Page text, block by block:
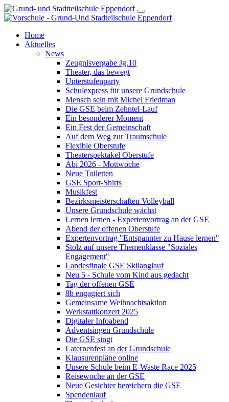
Home
Aktuelles
News
Zeugnisvergabe Jg.10
Theater, das bewegt
Unterstufenparty
Schulexpress für unsere Grundschule
Mensch sein mit Michel Friedman
Die GSE beim Zehntel-Lauf
Ein besonderer Moment
Ein Fest der Gemeinschaft
Auf dem Weg zur Traumschule
Flexible Oberstufe
Theaterspektakel Oberstufe
Abi 2026 - Mottwoche
Neue Toiletten
GSE Sport-Shirts
Musikfest
Bezirksmeisterschaften Volleyball
Unsere Grundschule wächst
Lernen lernen - Expertenvortrag an der GSE
Abend der offenen Oberstufe
Expertenvortrag "Entspannter zu Hause lernen"
Stolz auf unsere Themenklasse "Soziales
Engagement"
Landesfinale GSE Skilanglauf
Neu 5 - Schule vom Kind aus gedacht
Tag der offenen GSE
8b engagiert sich
Gemeinsame Weihnachtsaktion
Werkstattkonzert 2025
Digitaler Infoabend
Adventsingen Grundschule
Die GSE singt
Laternenfest an der Grundschule
Klausurenpläne online
Unsere Schule beim E-Waste Race 2025
Reisewoche an der GSE
Neue Gesichter bereichern die GSE
Spendenlauf